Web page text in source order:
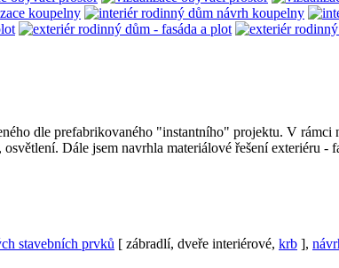
dle prefabrikovaného "instantního" projektu. V rámci
Dále jsem navrhla materiálové řešení exteriéru -
stavebních prvků [ zábradlí, dveře interiérové, krb ],